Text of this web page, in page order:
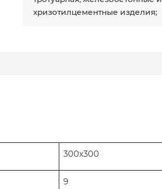
хризотилцементные изделия;
300х300
9